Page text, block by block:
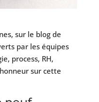
sur le blog de
par les équipes
process, RH,
sur cette